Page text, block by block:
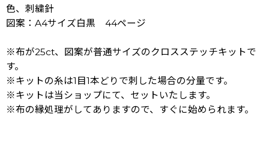
色、刺繍針
図案：A4サイズ白黒 44ページ
※布が25ct、図案が普通サイズのクロスステッチキットで
す。
※キットの糸は1目1本どりで刺した場合の分量です。
※キットは当ショップにて、セットいたします。
※布の縁処理がしてありますので、すぐに始められます。